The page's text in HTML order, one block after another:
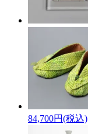
84,700円(税込)